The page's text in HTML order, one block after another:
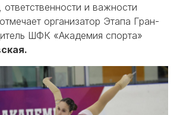
ответственности и важности
организатор Этапа Гран-
ШФК «Академия спорта»